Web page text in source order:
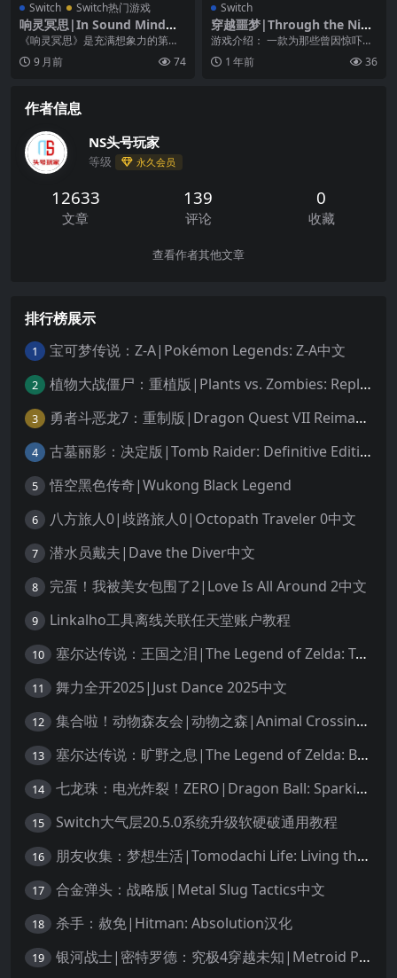
Switch Switch热门游戏
响灵冥思|In Sound Mind中
文
《响灵冥思》是充满想象力的第一
身心理恐惧游戏，具有精彩的谜
题、独特的头目战斗和由...
9 月前 74
Switch
穿越噩梦|Through the Nigh
tmares中文
游戏介绍： 一款为那些曾因惊吓惊
醒的人打造的硬核平台跳跃游戏。
在《穿越梦魇》中...
1 年前 36
作者信息
NS头号玩家
等级 永久会员
12633
文章
139
评论
0
收藏
查看作者其他文章
排行榜展示
1 宝可梦传说：Z-A|Pokémon Legends: Z-A中文
2 植物大战僵尸：重植版|Plants vs. Zombies: Replanted中文
3 勇者斗恶龙7：重制版|Dragon Quest VII Reimagined中文
4 古墓丽影：决定版|Tomb Raider: Definitive Edition中文
5 悟空黑色传奇|Wukong Black Legend
6 八方旅人0|歧路旅人0|Octopath Traveler 0中文
7 潜水员戴夫|Dave the Diver中文
8 完蛋！我被美女包围了2|Love Is All Around 2中文
9 Linkalho工具离线关联任天堂账户教程
10 塞尔达传说：王国之泪|The Legend of Zelda: Tears of the Kingdom中文
11 舞力全开2025|Just Dance 2025中文
12 集合啦！动物森友会|动物之森|Animal Crossing: New Horizons中文
13 塞尔达传说：旷野之息|The Legend of Zelda: Breath of the Wild中文
14 七龙珠：电光炸裂！ZERO|Dragon Ball: Sparking! Zero中文
15 Switch大气层20.5.0系统升级软硬破通用教程
16 朋友收集：梦想生活|Tomodachi Life: Living the Dream中文
17 合金弹头：战略版|Metal Slug Tactics中文
18 杀手：赦免|Hitman: Absolution汉化
19 银河战士|密特罗德：究极4穿越未知|Metroid Prime 4: Beyond中文